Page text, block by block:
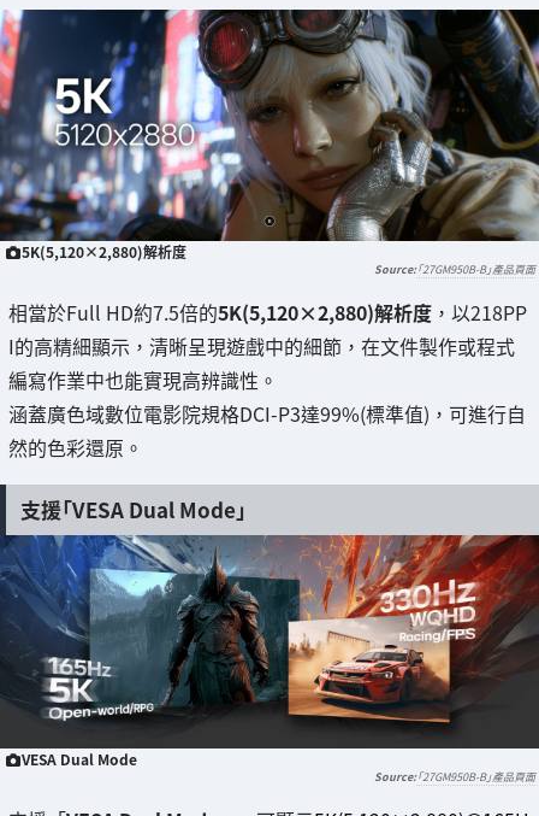
5K(5,120×2,880)解析度
「27GM950B-B」產品頁面
相當於Full HD約7.5倍的5K(5,120×2,880)解析度 ，以218PP
I的高精細顯示，清晰呈現遊戲中的細節，在文件製作或程式
編寫作業中也能實現高辨識性。
涵蓋廣色域數位電影院規格DCI-P3達99%(標準值)，可進行自
然的色彩還原。
支援「VESA Dual Mode」
VESA Dual Mode
「27GM950B-B」產品頁面